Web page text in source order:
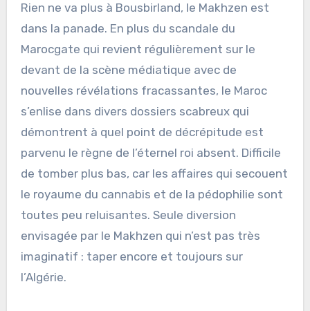
Rien ne va plus à Bousbirland, le Makhzen est
dans la panade. En plus du scandale du
Marocgate qui revient régulièrement sur le
devant de la scène médiatique avec de
nouvelles révélations fracassantes, le Maroc
s’enlise dans divers dossiers scabreux qui
démontrent à quel point de décrépitude est
parvenu le règne de l’éternel roi absent. Difficile
de tomber plus bas, car les affaires qui secouent
le royaume du cannabis et de la pédophilie sont
toutes peu reluisantes. Seule diversion
envisagée par le Makhzen qui n’est pas très
imaginatif : taper encore et toujours sur
l’Algérie.